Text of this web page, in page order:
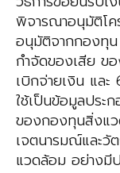
พิจารณาอนุมัติโค
อนุมัติจากกองทุน
กำจัดของเสีย ข
เบิกจ่ายเงิน และ
ใช้เป็นข้อมูลประ
ของกองทุนสิ่งแ
เจตนารมณ์และ
แวดล้อม อย่างมี